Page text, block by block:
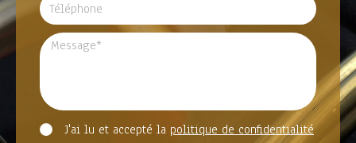
J'ai lu et accepté la politique de confidentialité